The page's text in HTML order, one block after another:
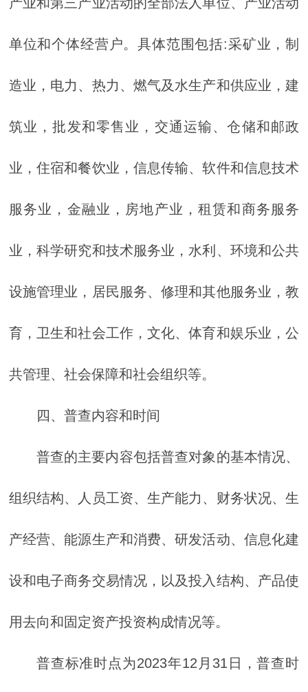
单位和个体经营户。具体范围包括:采矿业，制
造业，电力、热力、燃气及水生产和供应业，建
筑业，批发和零售业，交通运输、仓储和邮政
业，住宿和餐饮业，信息传输、软件和信息技术
服务业，金融业，房地产业，租赁和商务服务
业，科学研究和技术服务业，水利、环境和公共
设施管理业，居民服务、修理和其他服务业，教
育，卫生和社会工作，文化、体育和娱乐业，公
共管理、社会保障和社会组织等。
四、普查内容和时间
普查的主要内容包括普查对象的基本情况、
组织结构、人员工资、生产能力、财务状况、生
产经营、能源生产和消费、研发活动、信息化建
设和电子商务交易情况，以及投入结构、产品使
用去向和固定资产投资构成情况等。
普查标准时点为2023年12月31日，普查时